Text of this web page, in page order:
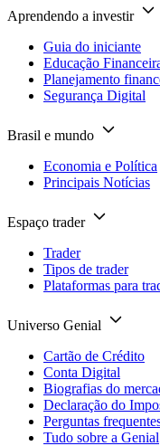
Aprendendo a investir
Guia do iniciante
Educação
Planejamento
Segurança Digital
Brasil e mundo
Economia e Política
Principais Notícias
Espaço trader
Trader
Tipos de trader
Plataformas para
Universo Genial
Cartão de Crédito
Conta Digital
Biografias do
Declaração do
Perguntas
Tudo sobre a Genial